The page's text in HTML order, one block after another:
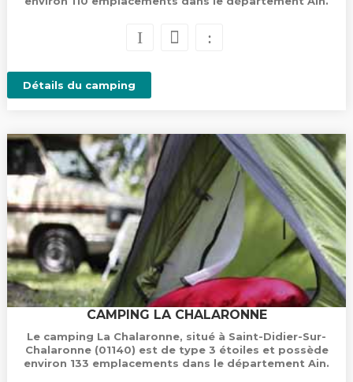
Détails du camping
CAMPING LA CHALARONNE
Le camping La Chalaronne, situé à Saint-Didier-Sur-
Chalaronne (01140) est de type 3 étoiles et possède
environ 133 emplacements dans le département Ain.